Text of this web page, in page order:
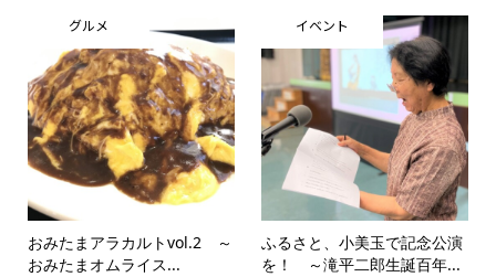
グルメ
おみたまアラカルトvol.2 ～
おみたまオムライス...
イベント
ふるさと、小美玉で記念公演
を！ ～滝平二郎生誕百年...